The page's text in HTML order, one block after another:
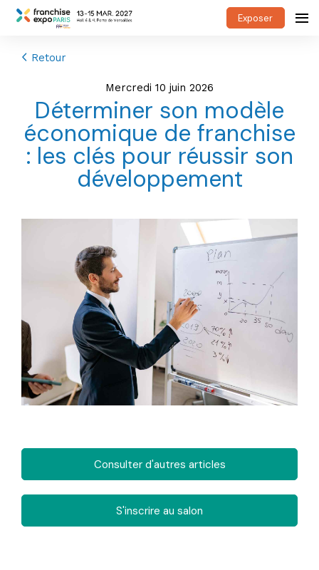
Exposer
Retour
mercredi 10 juin 2026
Déterminer son modèle
économique de franchise
: les clés pour réussir son
développement
Consulter d'autres articles
S'inscrire au salon